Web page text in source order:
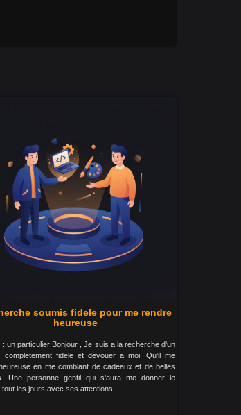
soumis fidele pour me rendre
heureuse
: un particulier Bonjour , Je suis a la recherche d'un
completement fidele et devouer a moi. Qu'il me
en me comblant de cadeaux et de belles
Une personne gentil qui s'aura me donner le
les jours avec ses attentions.